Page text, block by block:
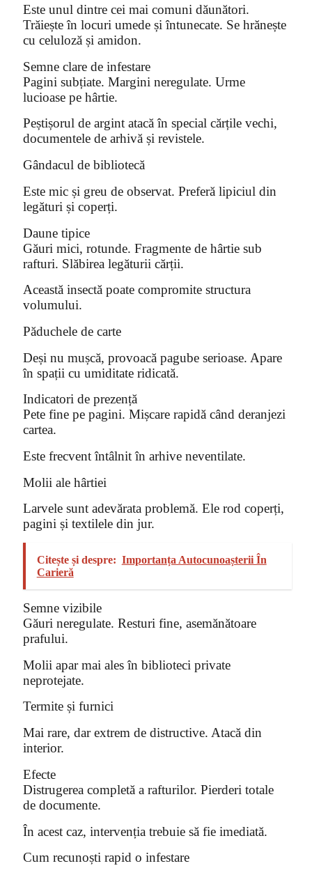
Este unul dintre cei mai comuni dăunători.
Trăiește în locuri umede și întunecate. Se hrănește
cu celuloză și amidon.
Semne clare de infestare
Pagini subțiate. Margini neregulate. Urme
lucioase pe hârtie.
Peștișorul de argint atacă în special cărțile vechi,
documentele de arhivă și revistele.
Gândacul de bibliotecă
Este mic și greu de observat. Preferă lipiciul din
legături și coperți.
Daune tipice
Găuri mici, rotunde. Fragmente de hârtie sub
rafturi. Slăbirea legăturii cărții.
Această insectă poate compromite structura
volumului.
Păduchele de carte
Deși nu mușcă, provoacă pagube serioase. Apare
în spații cu umiditate ridicată.
Indicatori de prezență
Pete fine pe pagini. Mișcare rapidă când deranjezi
cartea.
Este frecvent întâlnit în arhive neventilate.
Molii ale hârtiei
Larvele sunt adevărata problemă. Ele rod coperți,
pagini și textilele din jur.
Citește și despre: Importanța Autocunoașterii În
Carieră
Semne vizibile
Găuri neregulate. Resturi fine, asemănătoare
prafului.
Molii apar mai ales în biblioteci private
neprotejate.
Termite și furnici
Mai rare, dar extrem de distructive. Atacă din
interior.
Efecte
Distrugerea completă a rafturilor. Pierderi totale
de documente.
În acest caz, intervenția trebuie să fie imediată.
Cum recunoști rapid o infestare